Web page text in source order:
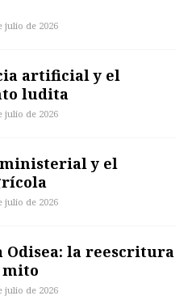
julio de 2026
artificial y el
ludita
julio de 2026
y el
julio de 2026
Odisea: la reescritura
julio de 2026